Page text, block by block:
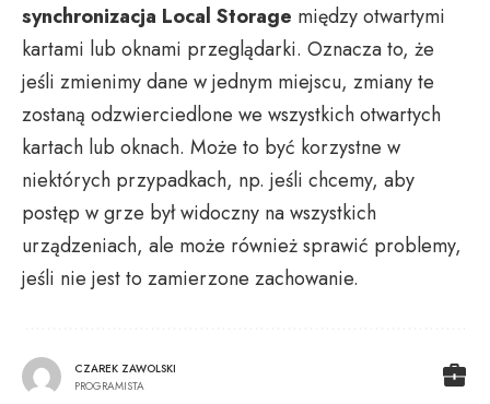
synchronizacja Local Storage między otwartymi
kartami lub oknami przeglądarki. Oznacza to, że
jeśli zmienimy dane w jednym miejscu, zmiany te
zostaną odzwierciedlone we wszystkich otwartych
kartach lub oknach. Może to być korzystne w
niektórych przypadkach, np. jeśli chcemy, aby
postęp w grze był widoczny na wszystkich
urządzeniach, ale może również sprawić problemy,
jeśli nie jest to zamierzone zachowanie.
CZAREK ZAWOLSKI
PROGRAMISTA